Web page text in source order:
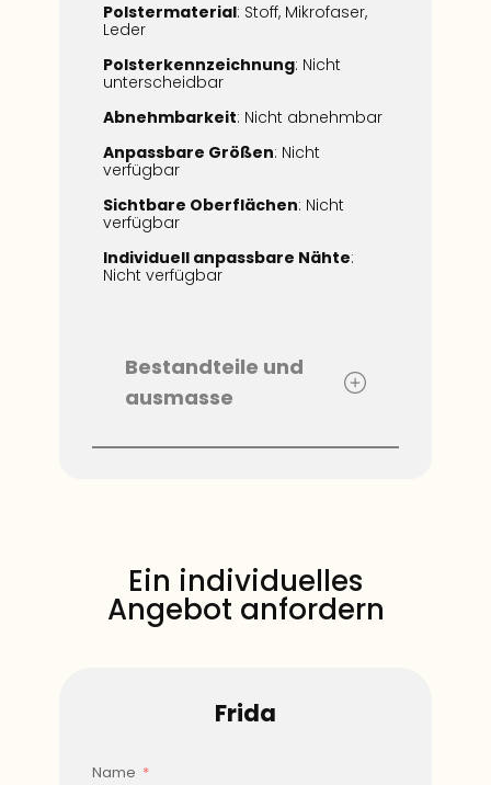
Polstermaterial: Stoff, Mikrofaser,
Leder
Polsterkennzeichnung: Nicht
unterscheidbar
Abnehmbarkeit: Nicht abnehmbar
Anpassbare Größen: Nicht
verfügbar
Sichtbare Oberflächen: Nicht
verfügbar
Individuell anpassbare Nähte:
Nicht verfügbar
​​Bestandteile und
ausmasse
​Ein individuelles
Angebot anfordern
​Frida
Name